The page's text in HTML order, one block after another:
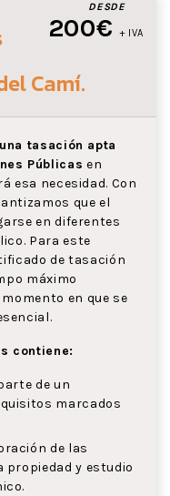
DESDE
200€ + IVA
Camí.
una tasación apta
Públicas en
esa necesidad. Con
que el
en diferentes
Para este
de tasación
máximo
en que se
contiene:
de un
marcados
de las
propiedad y estudio